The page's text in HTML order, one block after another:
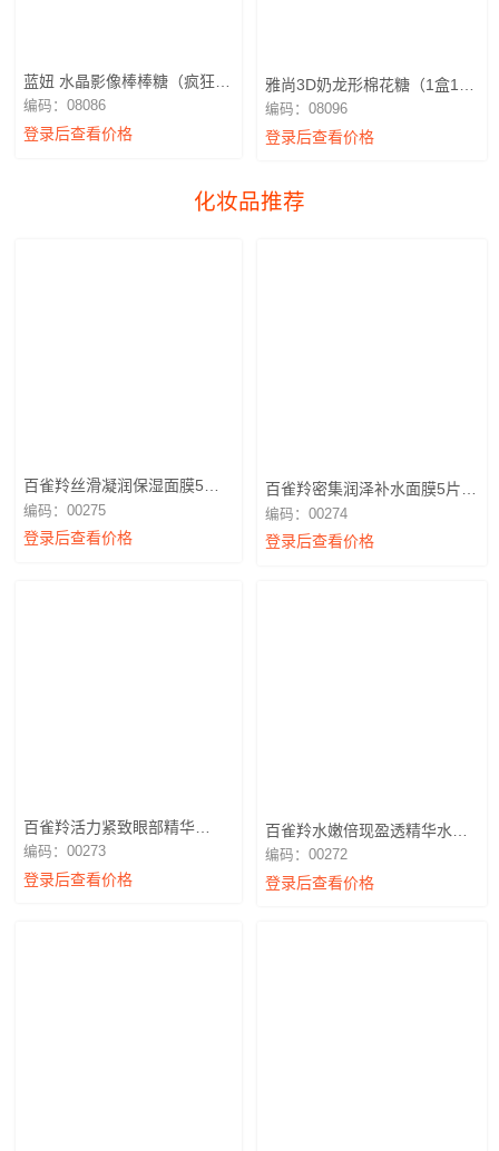
蓝妞 水晶影像棒棒糖（疯狂动
物城2）1盒12支
编码：08086
登录后查看价格
雅尚3D奶龙形棉花糖（1盒12
个）
编码：08096
登录后查看价格
化妆品推荐
百雀羚丝滑凝润保湿面膜5片
装（不退换）
编码：00275
登录后查看价格
百雀羚密集润泽补水面膜5片装
（不退换）
编码：00274
登录后查看价格
百雀羚活力紧致眼部精华
30g（不退换）
编码：00273
登录后查看价格
百雀羚水嫩倍现盈透精华水
100ml（不退换）
编码：00272
登录后查看价格